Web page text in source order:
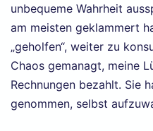
unbequeme Wahrheit
am meisten geklammert
„geholfen“, weiter zu
Chaos gemanagt, meine
Rechnungen bezahlt. Sie
genommen, selbst